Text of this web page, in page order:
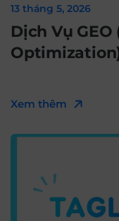
13 tháng 5, 2026
Dịch Vụ
Xem thêm